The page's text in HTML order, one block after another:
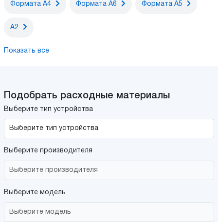
Формата A4 Формата A6 Формата A5
А2
Показать все
Подобрать расходные материалы
Выберите тип устройства
Выберите производителя
Выберите модель